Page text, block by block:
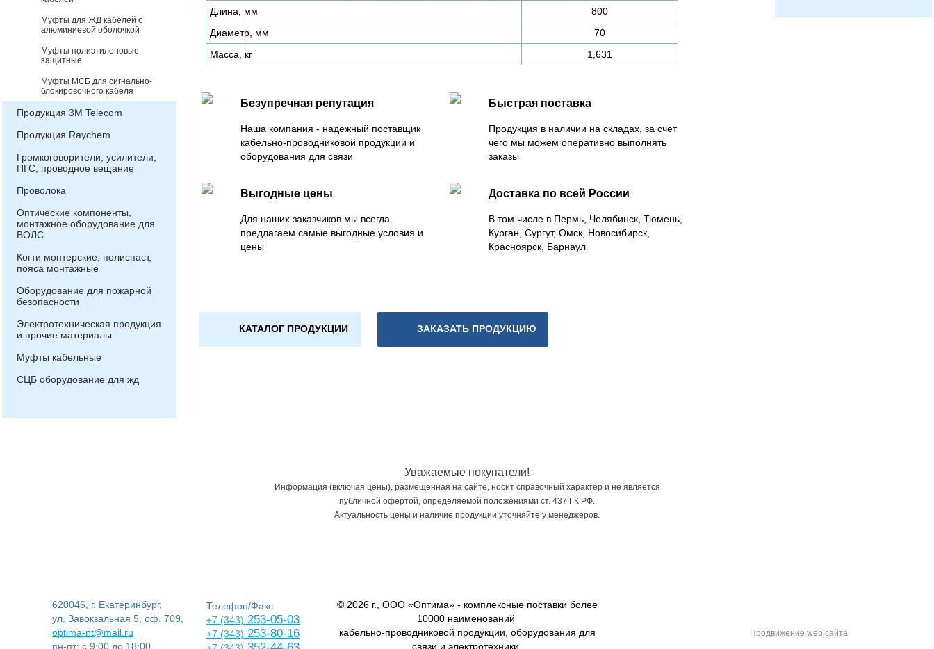
Муфты для ЖД кабелей с
алюминиевой оболочкой
Муфты полиэтиленовые
защитные
Муфты МСБ для сигнально-
блокировочного кабеля
Продукция 3М Telecom
Продукция Raychem
Громкоговорители, усилители,
ПГС, проводное вещание
Проволока
Оптические компоненты,
монтажное оборудование для
ВОЛС
Когти монтерские, полиспаст,
пояса монтажные
Оборудование для пожарной
безопасности
Электротехническая продукция
и прочие материалы
Муфты кабельные
СЦБ оборудование для жд
Длина, мм
800
Диаметр, мм
70
Масса, кг
1,631
Безупречная репутация
Наша компания - надежный поставщик
кабельно-проводниковой продукции и
оборудования для связи
Быстрая поставка
Продукция в наличии на складах, за счет
чего мы можем оперативно выполнять
заказы
Выгодные цены
Для наших заказчиков мы всегда
предлагаем самые выгодные условия и
цены
Доставка по всей России
В том числе в Пермь, Челябинск, Тюмень,
Курган, Сургут, Омск, Новосибирск,
Красноярск, Барнаул
КАТАЛОГ ПРОДУКЦИИ ЗАКАЗАТЬ ПРОДУКЦИЮ
Уважаемые покупатели!
Информация (включая цены), размещенная на сайте, носит справочный характер и не является
публичной офертой, определяемой положениями ст. 437 ГК РФ.
Актуальность цены и наличие продукции уточняйте у менеджеров.
620046, г. Екатеринбург,
ул. Завокзальная 5, оф. 709,
optima-nt@mail.ru
пн-пт: с 9:00 до 18:00
Телефон/Факс
+7 (343) 253-05-03
+7 (343) 253-80-16
© 2026 г., ООО «Оптима» - комплексные поставки более
10000 наименований
кабельно-проводниковой продукции, оборудования для
связи и электротехники.
Продвижение web сайта